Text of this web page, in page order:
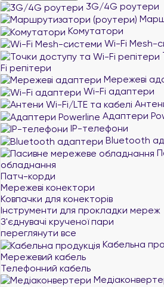
3G/4G роутери
Комутатори
Wi-Fi Mesh-
Fi репітери
Мережеві
Wi-Fi адаптери
Адаптери
IP-телефони
Bluetooth
обладнання
Патч-корди
Мережеві конектори
Ковпачки для конекторів
Інструменти для прокладки мереж
З'єднувачі крученої пари
переглянути все
Кабельна
Мережевий кабель
Телефонний кабель